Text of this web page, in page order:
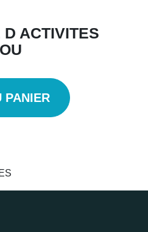
ACTIVITES
PANIER